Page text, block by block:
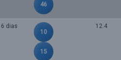
46
6 dias
10
15
12.4